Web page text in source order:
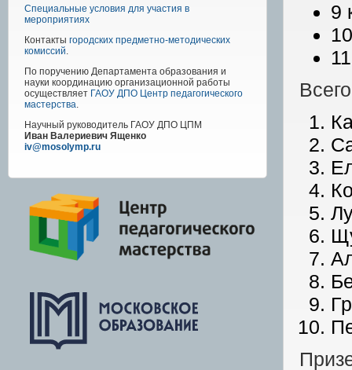
Специальные условия для участия в
мероприятиях
Контакты городских предметно-методических
комиссий.
По поручению Департамента образования и
науки координацию организационной работы
осуществляет ГАОУ ДПО Центр педагогического
мастерства.
Научный руководитель ГАОУ ДПО ЦПМ
Иван Валериевич Ященко
iv@mosolymp.ru
9